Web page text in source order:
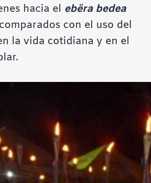
hacia el ebëra bedea
con el uso del
la vida cotidiana y en el